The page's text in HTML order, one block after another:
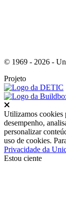
© 1969 - 2026 -
Projeto
Utilizamos cookies
desempenho,
personalizar
uso de cookies.
Privacidade da
Estou ciente